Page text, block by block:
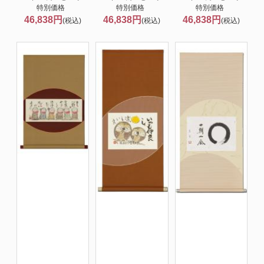
特別価格
46,838円 (税込)
特別価格
46,838円(税込)
特別価格
46,838円(税込)